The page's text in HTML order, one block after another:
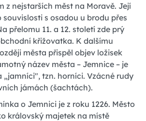
z nejstarších měst na Moravě. Její
souvislosti s osadou u brodu přes
přelomu 11. a 12. století zde prý
křižovatka. K dalšímu
města přispěl objev ložisek
název města – Jemnice – je
„jamníci", tzn. horníci. Vzácné rudy
jámách (šachtách).
o Jemnici je z roku 1226. Město
královský majetek na místě